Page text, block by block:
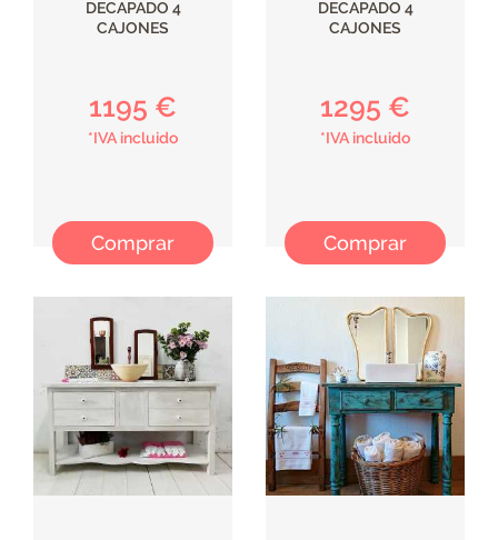
DECAPADO 4
CAJONES
1195 €
*IVA incluido
Comprar
DECAPADO 4
CAJONES
1295 €
*IVA incluido
Comprar